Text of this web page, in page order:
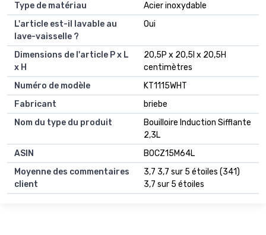
Type de matériau
Acier inoxydable
L'article est-il lavable au
lave-vaisselle ?
Oui
Dimensions de l'article P x L
x H
20,5P x 20,5l x 20,5H
centimètres
Numéro de modèle
KT1115WHT
Fabricant
briebe
Nom du type du produit
Bouilloire Induction Sifflante
2,3L
ASIN
B0CZ15M64L
Moyenne des commentaires
client
3,7 3,7 sur 5 étoiles (341)
3,7 sur 5 étoiles